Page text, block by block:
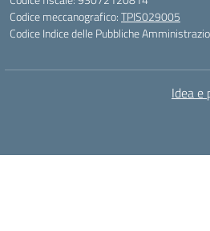
Codice meccanografico:TPIS029005
Codice Indice delle Pubbliche
Idea e